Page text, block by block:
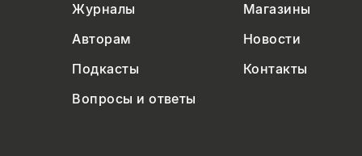
Журналы
Магазины
Авторам
Новости
Подкасты
Контакты
Вопросы и ответы